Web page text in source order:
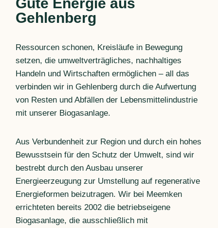
Gehlenberg
Ressourcen schonen, Kreisläufe in Bewegung
setzen, die umweltverträgliches, nachhaltiges
Handeln und Wirtschaften ermöglichen – all das
verbinden wir in Gehlenberg durch die Aufwertung
von Resten und Abfällen der Lebensmittelindustrie
mit unserer Biogasanlage.
Aus Verbundenheit zur Region und durch ein hohes
Bewusstsein für den Schutz der Umwelt, sind wir
bestrebt durch den Ausbau unserer
Energieerzeugung zur Umstellung auf regenerative
Energieformen beizutragen. Wir bei Meemken
errichteten bereits 2002 die betriebseigene
Biogasanlage, die ausschließlich mit